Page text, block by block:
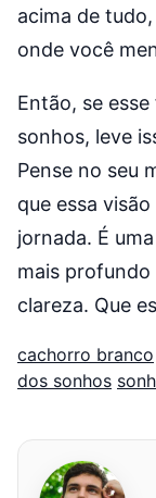
acima de
onde você
Então, se
sonhos, leve
Pense no seu
que essa
jornada. É
mais profundo
clareza. Que
cachorro branco
dos sonhos